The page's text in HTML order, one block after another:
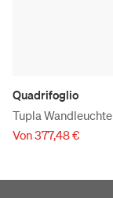
Quadrifoglio
Tupla Wandleuchte
Von 377,48 €